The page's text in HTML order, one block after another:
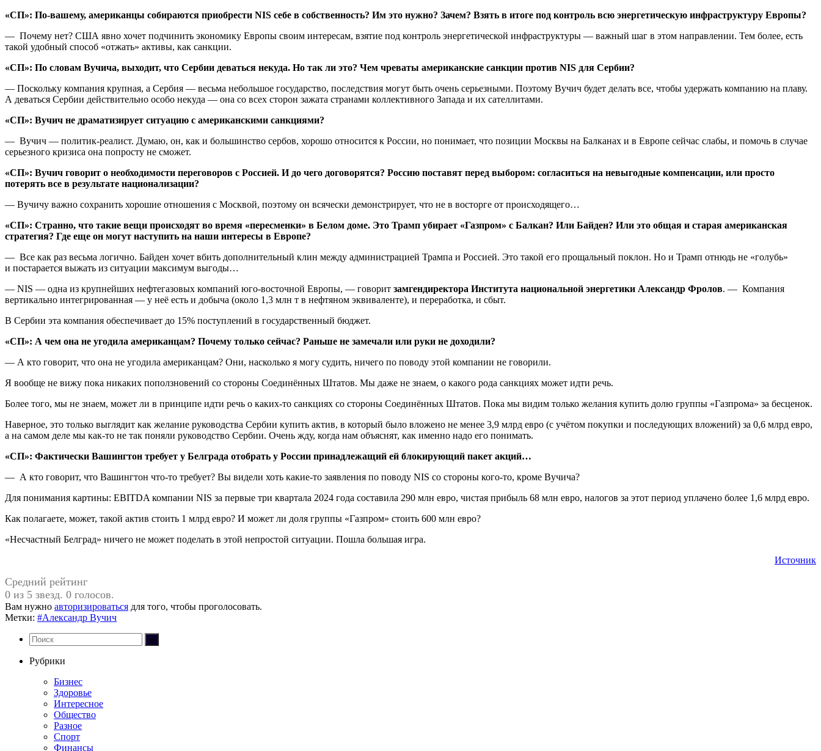
«СП»: По-вашему, американцы собираются приобрести NIS себе в собственность? Им это нужно? Зачем? Взять в итоге под контроль всю энергетическую инфраструктуру Европы?
— Почему нет? США явно хочет подчинить экономику Европы своим интересам, взятие под контроль энергетической инфраструктуры — важный шаг в этом направлении. Тем более, есть
такой удобный способ «отжать» активы, как санкции.
«СП»: По словам Вучича, выходит, что Сербии деваться некуда. Но так ли это? Чем чреваты американские санкции против NIS для Сербии?
— Поскольку компания крупная, а Сербия — весьма небольшое государство, последствия могут быть очень серьезными. Поэтому Вучич будет делать все, чтобы удержать компанию на плаву.
А деваться Сербии действительно особо некуда — она со всех сторон зажата странами коллективного Запада и их сателлитами.
«СП»: Вучич не драматизирует ситуацию с американскими санкциями?
— Вучич — политик-реалист. Думаю, он, как и большинство сербов, хорошо относится к России, но понимает, что позиции Москвы на Балканах и в Европе сейчас слабы, и помочь в случае
серьезного кризиса она попросту не сможет.
«СП»: Вучич говорит о необходимости переговоров с Россией. И до чего договорятся? Россию поставят перед выбором: согласиться на невыгодные компенсации, или просто
потерять все в результате национализации?
— Вучичу важно сохранить хорошие отношения с Москвой, поэтому он всячески демонстрирует, что не в восторге от происходящего…
«СП»: Странно, что такие вещи происходят во время «пересменки» в Белом доме. Это Трамп убирает «Газпром» с Балкан? Или Байден? Или это общая и старая американская
стратегия? Где еще он могут наступить на наши интересы в Европе?
— Все как раз весьма логично. Байден хочет вбить дополнительный клин между администрацией Трампа и Россией. Это такой его прощальный поклон. Но и Трамп отнюдь не «голубь»
и постарается выжать из ситуации максимум выгоды…
— NIS — одна из крупнейших нефтегазовых компаний юго-восточной Европы, — говорит замгендиректора Института национальной энергетики Александр Фролов. — Компания
вертикально интегрированная — у неё есть и добыча (около 1,3 млн т в нефтяном эквиваленте), и переработка, и сбыт.
В Сербии эта компания обеспечивает до 15% поступлений в государственный бюджет.
«СП»: А чем она не угодила американцам? Почему только сейчас? Раньше не замечали или руки не доходили?
— А кто говорит, что она не угодила американцам? Они, насколько я могу судить, ничего по поводу этой компании не говорили.
Я вообще не вижу пока никаких поползновений со стороны Соединённых Штатов. Мы даже не знаем, о какого рода санкциях может идти речь.
Более того, мы не знаем, может ли в принципе идти речь о каких-то санкциях со стороны Соединённых Штатов. Пока мы видим только желания купить долю группы «Газпрома» за бесценок.
Наверное, это только выглядит как желание руководства Сербии купить актив, в который было вложено не менее 3,9 млрд евро (с учётом покупки и последующих вложений) за 0,6 млрд евро,
а на самом деле мы как-то не так поняли руководство Сербии. Очень жду, когда нам объяснят, как именно надо его понимать.
«СП»: Фактически Вашингтон требует у Белграда отобрать у России принадлежащий ей блокирующий пакет акций…
— А кто говорит, что Вашингтон что-то требует? Вы видели хоть какие-то заявления по поводу NIS со стороны кого-то, кроме Вучича?
Для понимания картины: EBITDA компании NIS за первые три квартала 2024 года составила 290 млн евро, чистая прибыль 68 млн евро, налогов за этот период уплачено более 1,6 млрд евро.
Как полагаете, может, такой актив стоить 1 млрд евро? И может ли доля группы «Газпром» стоить 600 млн евро?
«Несчастный Белград» ничего не может поделать в этой непростой ситуации. Пошла большая игра.
Источник
Средний рейтинг
0 из 5 звезд. 0 голосов.
Вам нужно авторизироваться для того, чтобы проголосовать.
Метки: #Александр Вучич
Рубрики
Бизнес
Здоровье
Интересное
Общество
Разное
Спорт
Финансы